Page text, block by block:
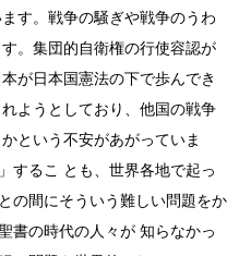
す。戦争の騒ぎや戦争のうわ
。集団的自衛権の行使容認が
が日本国憲法の下で歩んでき
ようとしており、他国の戦争
という不安があがっていま
するこ とも、世界各地で起っ
の間にそういう難しい問題をか
書の時代の人々が 知らなかっ